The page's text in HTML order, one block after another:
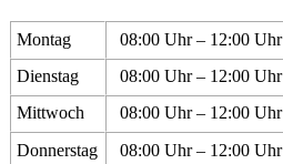
Montag 08:00 Uhr – 12:00 Uhr
Dienstag
08:00 Uhr – 12:00 Uhr
Mittwoch
08:00 Uhr – 12:00 Uhr
Donnerstag
08:00 Uhr – 12:00 Uhr